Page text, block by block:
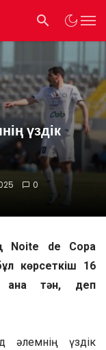
үздік
0
Noite de Copa
көрсеткіш 16
ғана тән, деп
әлемнің үздік